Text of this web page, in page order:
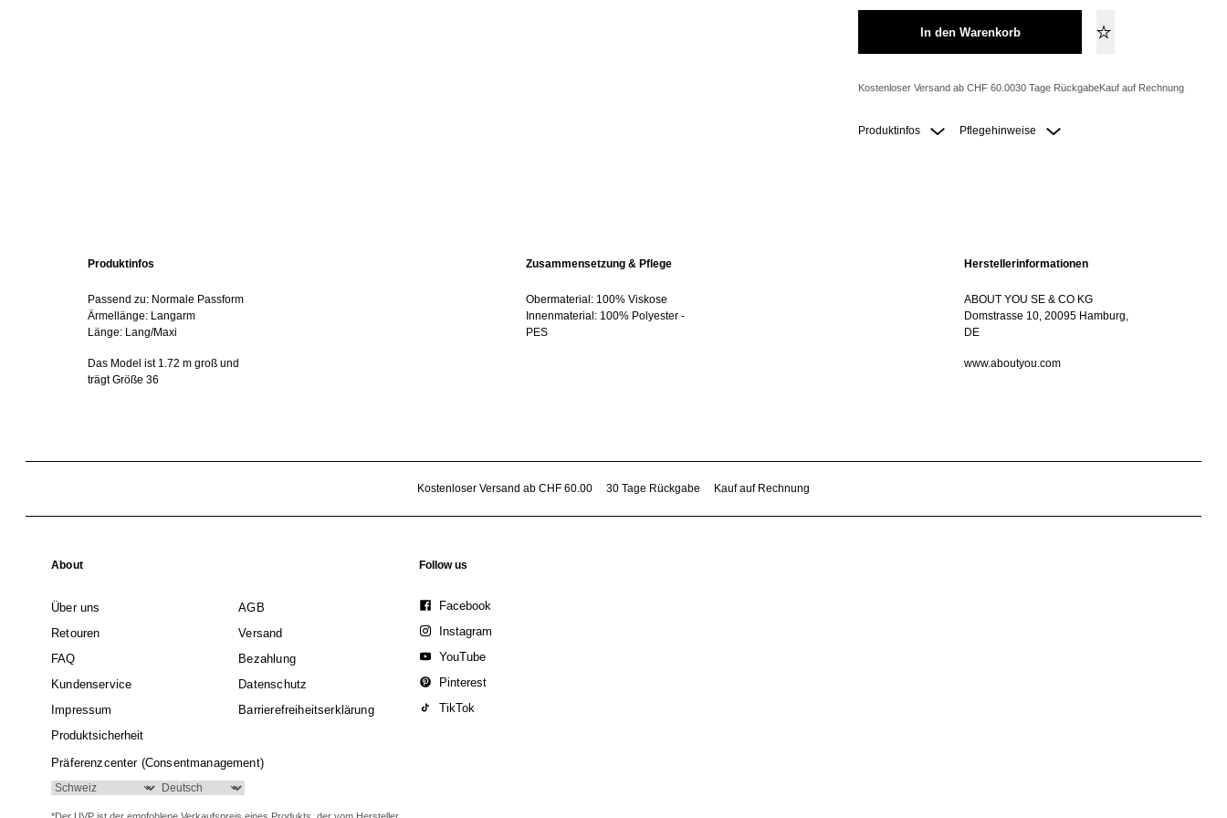
In den Warenkorb
Kostenloser Versand ab CHF 60.0030 Tage RückgabeKauf auf Rechnung
Produktinfos Pflegehinweise
Produktinfos
Passend zu: Normale Passform
Ärmellänge: Langarm
Länge: Lang/Maxi
Das Model ist 1.72 m groß und
trägt Größe 36
Zusammensetzung & Pflege
Obermaterial: 100% Viskose
Innenmaterial: 100% Polyester -
PES
Herstellerinformationen
ABOUT YOU SE & CO KG
Domstrasse 10, 20095 Hamburg,
DE
www.aboutyou.com
Kostenloser Versand ab CHF 60.00 30 Tage Rückgabe Kauf auf Rechnung
About
Über uns
AGB
Retouren
Versand
FAQ
Bezahlung
Kundenservice
Datenschutz
Impressum
Barrierefreiheitserklärung
Produktsicherheit
Präferenzcenter (Consentmanagement)
Follow us
Facebook
Instagram
YouTube
Pinterest
TikTok